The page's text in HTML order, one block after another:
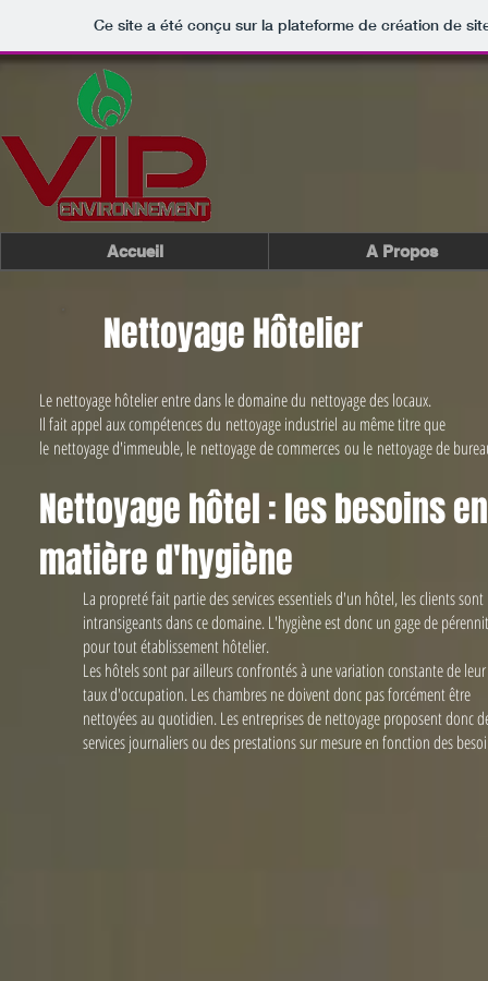
Ce site a été conçu sur la plateforme de création de
Accueil A Propos
Nettoyage Hôtelier
Le nettoyage hôtelier entre dans le domaine du nettoyage des locaux.
Il fait appel aux compétences du nettoyage industriel au même titre que
le nettoyage d'immeuble, le nettoyage de commerces ou le nettoyage de
Nettoyage hôtel : les besoins en
matière d'hygiène
La propreté fait partie des services essentiels d'un hôtel, les clients sont
intransigeants dans ce domaine. L'hygiène est donc un gage de
pour tout établissement hôtelier.
Les hôtels sont par ailleurs confrontés à une variation constante de leur
taux d'occupation. Les chambres ne doivent donc pas forcément être
nettoyées au quotidien. Les entreprises de nettoyage proposent donc
services journaliers ou des prestations sur mesure en fonction des